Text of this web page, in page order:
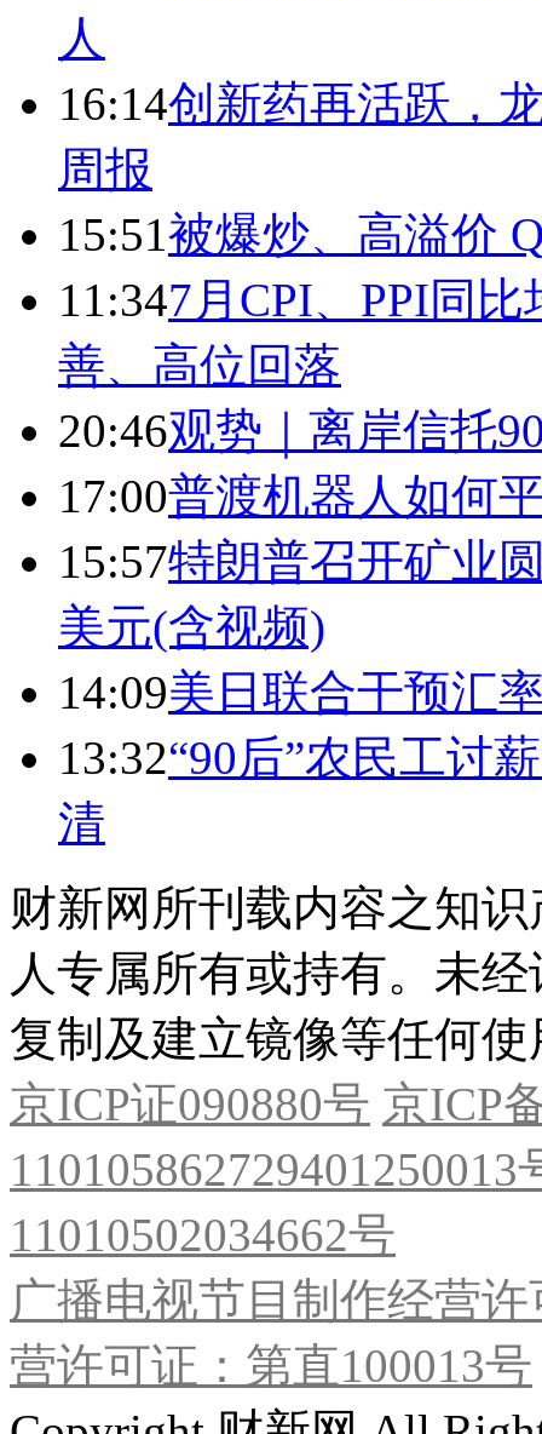
人
16:14创新药再活跃，
周报
15:51被爆炒、高溢价
11:347月CPI、PPI同
善、高位回落
20:46观势｜离岸信托
17:00普渡机器人如何
15:57特朗普召开矿业
美元(含视频)
14:09美日联合干预汇
13:32“90后”农民工讨
清
财新网所刊载内容之知
人专属所有或持有。未
复制及建立镜像等任何使
京ICP证090880号 京ICP
11010502034662号
广播电视节目制作经营
营许可证：第直100013号